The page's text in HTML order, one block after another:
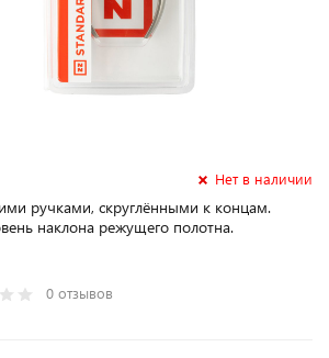
Нет в наличии
ручками, скруглёнными к концам.
наклона режущего полотна.
0 отзывов